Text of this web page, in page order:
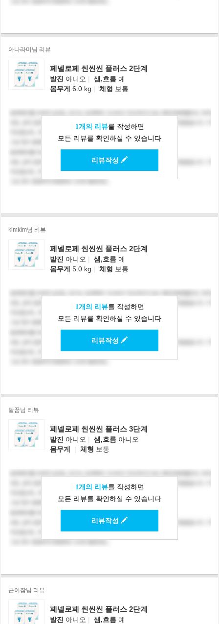
아나라미님 리뷰
페넬로페 씬씬씬 플러스 2단계
발진 아니오 | 샘,흐름 예
몸무게 6.0 kg | 체형 보통
1개의 리뷰를 작성하면
모든 리뷰를 확인하실 수 있습니다
리뷰작성
kimkim님 리뷰
페넬로페 씬씬씬 플러스 2단계
발진 아니오 | 샘,흐름 예
몸무게 5.0 kg | 체형 보통
1개의 리뷰를 작성하면
모든 리뷰를 확인하실 수 있습니다
리뷰작성
달꿈님 리뷰
페넬로페 씬씬씬 플러스 3단계
발진 아니오 | 샘,흐름 아니오
몸무게
| 체형 보통
1개의 리뷰를 작성하면
모든 리뷰를 확인하실 수 있습니다
리뷰작성
곤이잠님 리뷰
페넬로페 씬씬씬 플러스 2단계
발진 아니오 | 샘,흐름 예